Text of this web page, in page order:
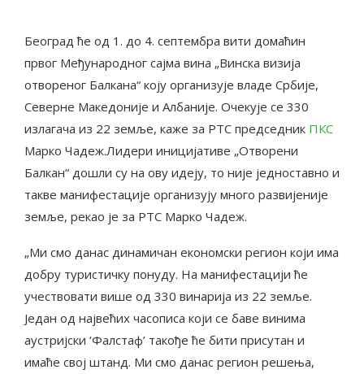
Београд ће од 1. до 4. септембра вити домаћин
првог Међународног сајма вина „Винска визија
отвореног Балкана“ коју организује владе Србије,
Северне Македоније и Албаније. Очекује се 330
излагача из 22 земље, каже за РТС председник ПКС
Марко Чадеж.Лидери иницијативе „Отворени
Балкан“ дошли су на ову идеју, то није једноставно и
такве манифестације организују много развијеније
земље, рекао је за РТС Марко Чадеж.
„Ми смо данас динамичан економски регион који има
добру туристичку понуду. На манифестацији ће
учествовати више од 330 винарија из 22 земље.
Један од највећих часописа који се баве винима
аустријски ‘Фалстаф’ такође ће бити присутан и
имаће свој штанд. Ми смо данас регион решења,